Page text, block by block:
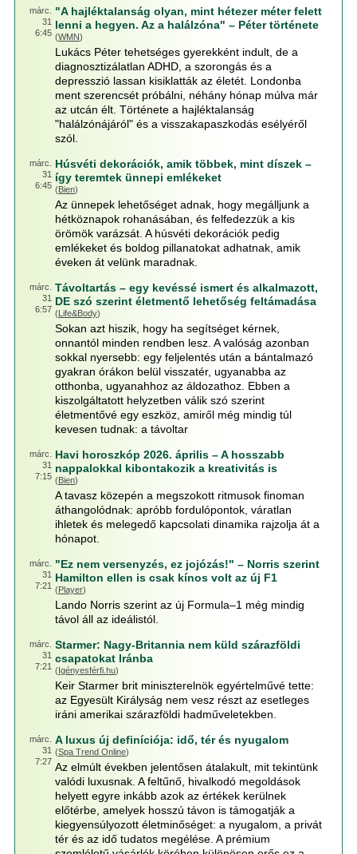
márc.
31
6:45
"A hajléktalanság olyan, mint hétezer méter felett
lenni a hegyen. Az a halálzóna" – Péter története
(WMN)
Lukács Péter tehetséges gyerekként indult, de a
diagnosztizálatlan ADHD, a szorongás és a
depresszió lassan kisiklatták az életét. Londonba
ment szerencsét próbálni, néhány hónap múlva már
az utcán élt. Története a hajléktalanság
"halálzónájáról" és a visszakapaszkodás esélyéről
szól.
márc.
31
6:45
Húsvéti dekorációk, amik többek, mint díszek –
így teremtek ünnepi emlékeket
(Bien)
Az ünnepek lehetőséget adnak, hogy megálljunk a
hétköznapok rohanásában, és felfedezzük a kis
örömök varázsát. A húsvéti dekorációk pedig
emlékeket és boldog pillanatokat adhatnak, amik
éveken át velünk maradnak.
márc.
31
6:57
Távoltartás – egy kevéssé ismert és alkalmazott,
DE szó szerint életmentő lehetőség feltámadása
(Life&Body)
Sokan azt hiszik, hogy ha segítséget kérnek,
onnantól minden rendben lesz. A valóság azonban
sokkal nyersebb: egy feljelentés után a bántalmazó
gyakran órákon belül visszatér, ugyanabba az
otthonba, ugyanahhoz az áldozathoz. Ebben a
kiszolgáltatott helyzetben válik szó szerint
életmentővé egy eszköz, amiről még mindig túl
kevesen tudnak: a távoltar
márc.
31
7:15
Havi horoszkóp 2026. április – A hosszabb
nappalokkal kibontakozik a kreativitás is
(Bien)
A tavasz közepén a megszokott ritmusok finoman
áthangolódnak: apróbb fordulópontok, váratlan
ihletek és melegedő kapcsolati dinamika rajzolja át a
hónapot.
márc.
31
7:21
"Ez nem versenyzés, ez jojózás!" – Norris szerint
Hamilton ellen is csak kínos volt az új F1
(Player)
Lando Norris szerint az új Formula–1 még mindig
távol áll az ideálistól.
márc.
31
7:21
Starmer: Nagy-Britannia nem küld szárazföldi
csapatokat Iránba
(Igényesférfi.hu)
Keir Starmer brit miniszterelnök egyértelművé tette:
az Egyesült Királyság nem vesz részt az esetleges
iráni amerikai szárazföldi hadműveletekben.
márc.
31
7:27
A luxus új definíciója: idő, tér és nyugalom
(Spa Trend Online)
Az elmúlt években jelentősen átalakult, mit tekintünk
valódi luxusnak. A feltűnő, hivalkodó megoldások
helyett egyre inkább azok az értékek kerülnek
előtérbe, amelyek hosszú távon is támogatják a
kiegyensúlyozott életminőséget: a nyugalom, a privát
tér és az idő tudatos megélése. A prémium